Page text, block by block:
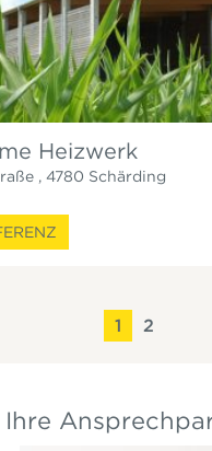
Heizwerk
, 4780 Schärding
1 2
Ihre